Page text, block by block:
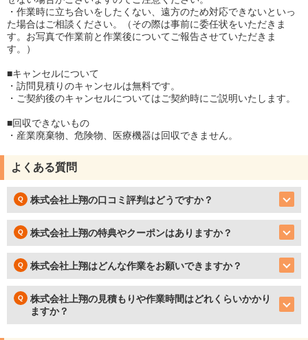
・作業時に立ち合いをしたくない、遠方のため対応できないといっ
た場合はご相談ください。（その際は事前に委任状をいただきま
す。お写真で作業前と作業後についてご報告させていただきま
す。）
■キャンセルについて
・訪問見積りのキャンセルは無料です。
・ご契約後のキャンセルについてはご契約時にご説明いたします。
■回収できないもの
・産業廃棄物、危険物、医療機器は回収できません。
よくある質問
株式会社上翔の口コミ評判はどうですか？
株式会社上翔の特典やクーポンはありますか？
株式会社上翔はどんな作業をお願いできますか？
株式会社上翔の見積もりや作業時間はどれくらいかかり
ますか？